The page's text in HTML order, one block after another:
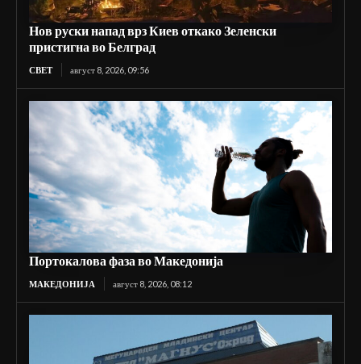
Нов руски напад врз Киев откако Зеленски
пристигна во Белград
СВЕТ август 8, 2026, 09:56
Портокалова фаза во Македонија
МАКЕДОНИЈА август 8, 2026, 08:12